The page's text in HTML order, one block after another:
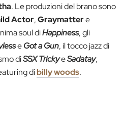
. Le produzioni del brano sono
Actor,Graymattere
soul diHappiness, gli
eGot a Gun, il tocco jazz di
diSSX TrickyeSadatay,
dibilly woods.